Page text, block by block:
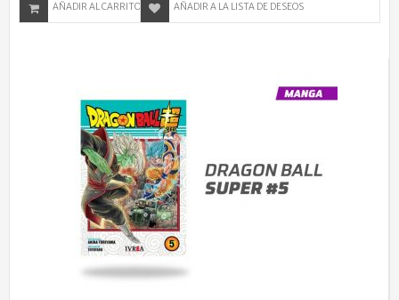
AÑADIR AL CARRITO AÑADIR A LA LISTA DE DESEOS